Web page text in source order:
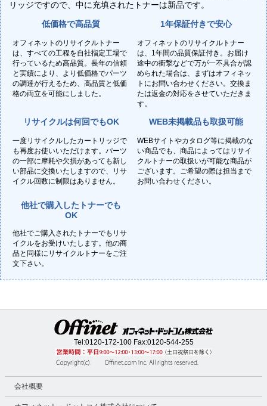
リッジですので、中に充填されたトナーは新品です。
低価格で高品質
オフィネットのリサイクルトナー
は、すべての工程を自社指定工場で
行っているため高品質。長年の信頼
と実績により、より低価格でパーツ
の調達が行えるため、高品質と低価
格の両立を可能にしました。
1年保証付きで安心
オフィネットのリサイクルトナー
は、1年間の品質保証付き。お届け
途中の衝撃などで万が一不具合が認
められた場合は、まずはオフィネッ
トにお問い合わせください。交換ま
たは返金の対応をさせていただきま
す。
リサイクルは何回でもOK
一度リサイクルしたカートリッジで
も再度お使いいただけます。パーツ
の一部に摩耗や欠損があっても新し
い部品に交換いたしますので、リサ
イクル回数に制限はありません。
WEB未掲載品も取扱可能
WEBサイトやカタログ等に掲載のな
い商品でも、商品によってはリサイ
クルトナーの取扱いが可能な商品が
ございます。ご希望の際は担当まで
お問い合わせください。
他社で購入したトナーでも
OK
他社でご購入されたトナーでもリサ
イクルをお受けいたします。他の商
品と同様にリサイクルトナーをご注
文下さい。
Tel:0120-172-100Fax:0120-544-255
会社概要